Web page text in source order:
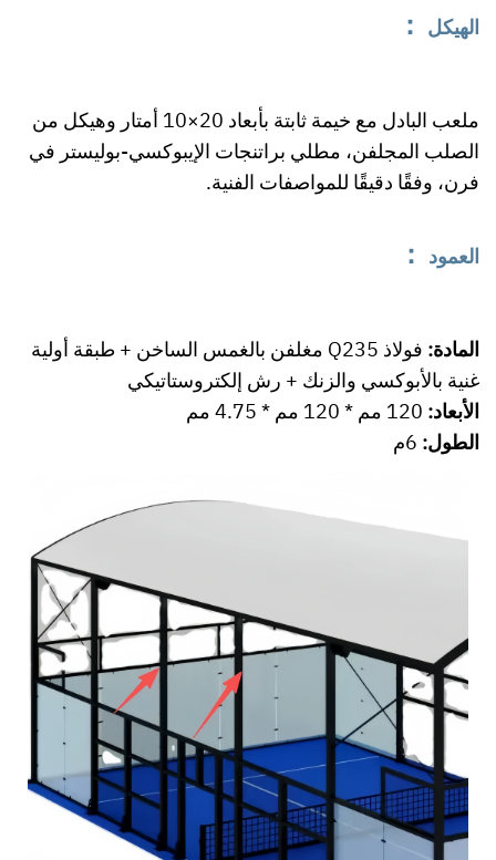
الهيكل ：
ملعب البادل مع خيمة ثابتة بأبعاد 20×10 أمتار وهيكل من
الصلب المجلفن، مطلي براتنجات الإيبوكسي-بوليستر في
فرن، وفقًا دقيقًا للمواصفات الفنية.
العمود ：
المادة:
فولاذ Q235 مغلفن بالغمس الساخن + طبقة أولية
غنية بالأبوكسي والزنك + رش إلكتروستاتيكي
الأبعاد: 120 مم * 120 مم * 4.75 مم
الطول: 6م